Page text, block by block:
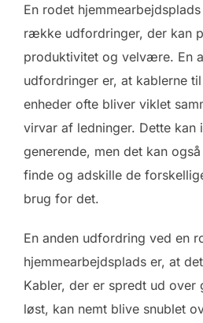
En rodet
række udfordringer, der kan
produktivitet og velvære. En
udfordringer er, at kablerne
enheder ofte bliver viklet
virvar af ledninger. Dette
generende, men det kan
finde og adskille de
brug for det.
En anden udfordring ved en
hjemmearbejdsplads er, at
Kabler, der er spredt ud
løst, kan nemt blive snublet